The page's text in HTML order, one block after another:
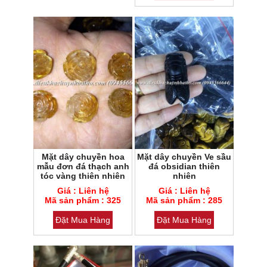
Mã sản phẩm : 325
Loại đá : Thạch anh
Mặt dây chuyền hoa
mẫu đơn đá thạch anh
tóc vàng thiên nhiên
Giá : Liên hệ
Mã sản phẩm : 325
Đặt Mua Hàng
Mã sản phẩm : 285
Loại đá : Đá Obsidian thiên
nhiên
Mặt dây chuyền Ve sầu
đá obsidian thiên
nhiên
Giá : Liên hệ
Mã sản phẩm : 285
Đặt Mua Hàng